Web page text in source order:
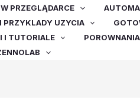
PRZEGLĄDARCE
PRZYKLADY UZYCIA
I TUTORIALE